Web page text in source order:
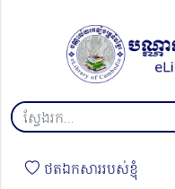
ថតឯកសាររបស់ខ្ញុំ